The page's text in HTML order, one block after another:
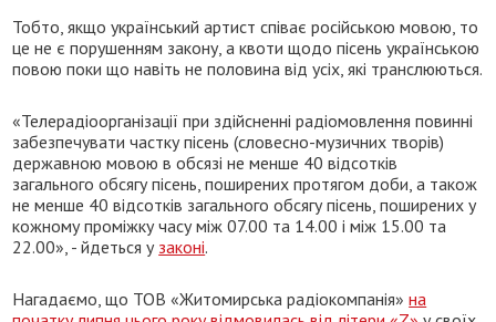
Тобто, якщо український артист співає російською мовою, то
це не є порушенням закону, а квоти щодо пісень українською
повою поки що навіть не половина від усіх, які транслюються.
«Телерадіоорганізації при здійсненні радіомовлення повинні
забезпечувати частку пісень (словесно-музичних творів)
державною мовою в обсязі не менше 40 відсотків
загального обсягу пісень, поширених протягом доби, а також
не менше 40 відсотків загального обсягу пісень, поширених у
кожному проміжку часу між 07.00 та 14.00 і між 15.00 та
22.00», - йдеться у законі.
Нагадаємо, що ТОВ «Житомирська радіокомпанія»на